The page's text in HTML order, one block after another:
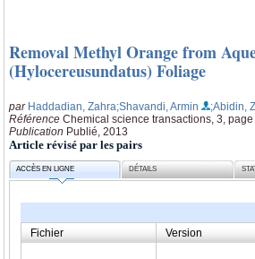
Removal Methyl Orange from
(Hylocereusundatus) Foliage
par Haddadian, Zahra;Shavandi, Armin ;Abidin,
Référence Chemical science transactions, 3,
Publication Publié, 2013
Article révisé par les pairs
ACCÈS EN LIGNE DÉTAILS
Fichier Version